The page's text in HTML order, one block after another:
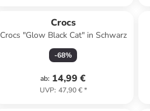
Crocs
Crocs "Glow Black Cat" in Schwarz
-68%
ab: 14,99 €
UVP: 47,90 €*